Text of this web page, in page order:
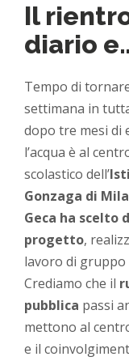
Il
diario
Tempo di
settimana in
dopo tre mesi di
l’acqua è al
scolastico dell’
Gonzaga di
Geca ha scelto
progetto,
lavoro di
Crediamo che il
pubblica passi
mettono al
e il